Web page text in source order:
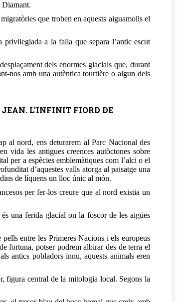
Diamant.
que troben en aquests aiguamolls el
privilegiada a la falla que separa l’antic escut
dels enormes glacials que, durant
nos amb una autèntica tourtière o algun dels
L’INFINIT FIORD DE
al nord, ens deturarem al Parc Nacional des
vida les antigues creences autòctones sobre
per a espècies emblemàtiques com l’alci o el
d’aquestes valls atorga al paisatge una
de líquens un lloc únic al món.
per fer-los creure que al nord existia un
una ferida glacial on la foscor de les aigües
entre les Primeres Nacions i els europeus
fortuna, potser podrem albirar des de terra el
antics pobladors innu, aquests animals eren
figura central de la mitologia local. Segons la